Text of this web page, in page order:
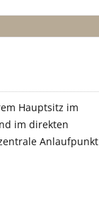
Hauptsitz im
im direkten
Anlaufpunkt